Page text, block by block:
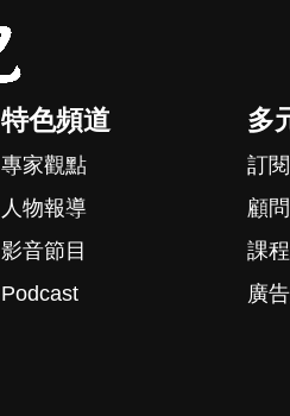
特色頻道
專家觀點
人物報導
影音節目
Podcast
多
訂
顧
課
廣